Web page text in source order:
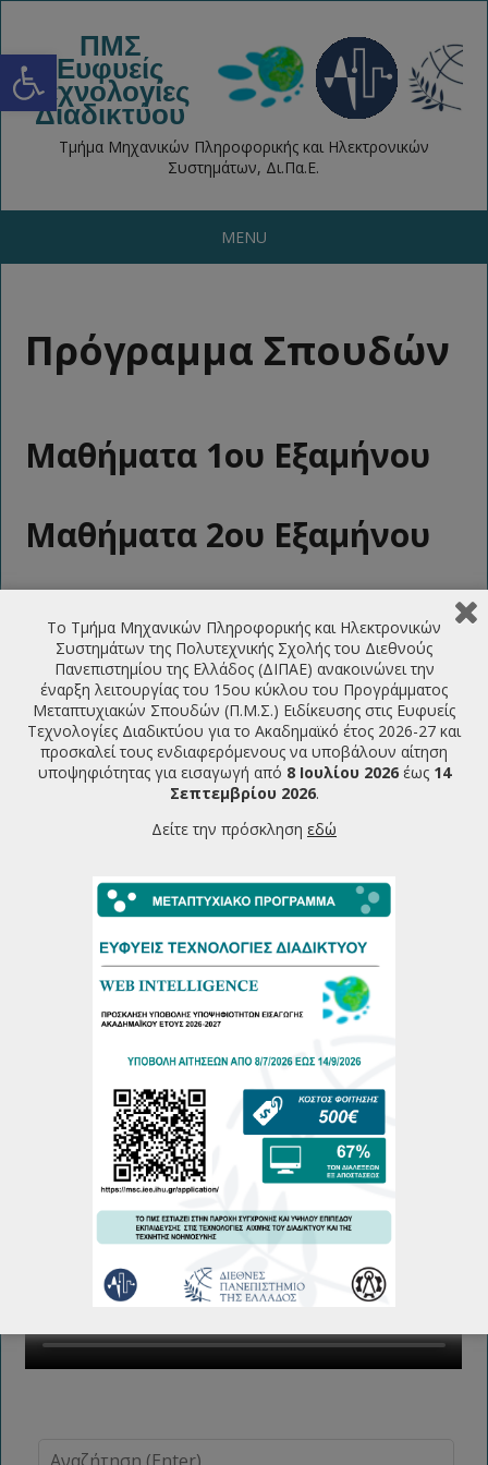
Open toolbar ΠΜΣ
Ευφυείς
Τεχνολογίες
Διαδικτύου
Τμήμα Μηχανικών Πληροφορικής και Ηλεκτρονικών
Συστημάτων, Δι.Πα.Ε.
MENU
Πρόγραμμα Σπουδών
Μαθήματα 1ου Εξαμήνου
Μαθήματα 2ου Εξαμήνου
3το Εξάμηνο
ΤΕΛΕΥΤΑΙΕΣ ΑΝΑΚΟΙΝΩΣΕΙΣ
Πρόσκληση υποβολής υποψηφιότητας για την εισαγωγή
φοιτητών στο ΠΜΣ Ευφυείς Τεχνολογίες Διαδικτύου
2026-2027
07/07/2026
Πρόγραμμα Παρουσιάσεων Μεταπτυχιακών Διπλωματικών
Πρόγραμμα Εξεταστικής Περιόδου Εαρινού Εξαμήνου
18/06/2026
Πρόγραμμα Παρουσιάσεων Μεταπτυχιακών Διπλωματικών
Εργασιών Φεβρουάριου 2026
Το Τμήμα Μηχανικών Πληροφορικής και Ηλεκτρονικών
Συστημάτων της Πολυτεχνικής Σχολής του Διεθνούς
Πανεπιστημίου της Ελλάδος (ΔΙΠΑΕ) ανακοινώνει την
έναρξη λειτουργίας του 15ου κύκλου του Προγράμματος
Μεταπτυχιακών Σπουδών (Π.Μ.Σ.) Ειδίκευσης στις Ευφυείς
Τεχνολογίες Διαδικτύου για το Ακαδημαϊκό έτος 2026-27 και
προσκαλεί τους ενδιαφερόμενους να υποβάλουν αίτηση
υποψηφιότητας για εισαγωγή από 8 Ιουλίου 2026 έως 14
Σεπτεμβρίου 2026.
Δείτε την πρόσκληση εδώ